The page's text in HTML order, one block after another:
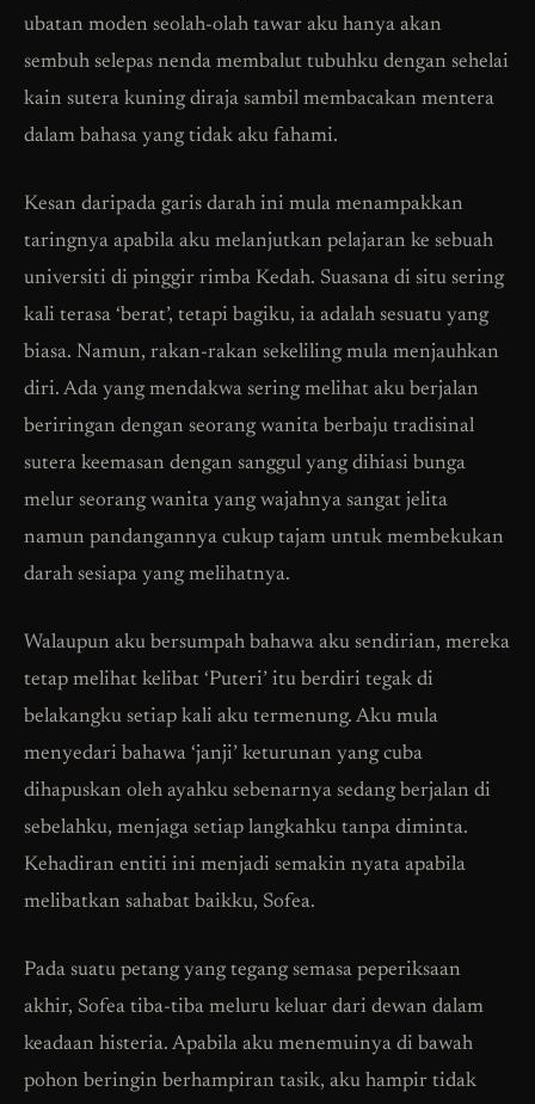
ubatan moden seolah-olah tawar aku hanya akan
sembuh selepas nenda membalut tubuhku dengan sehelai
kain sutera kuning diraja sambil membacakan mentera
dalam bahasa yang tidak aku fahami.
Kesan daripada garis darah ini mula menampakkan
taringnya apabila aku melanjutkan pelajaran ke sebuah
universiti di pinggir rimba Kedah. Suasana di situ sering
kali terasa ‘berat’, tetapi bagiku, ia adalah sesuatu yang
biasa. Namun, rakan-rakan sekeliling mula menjauhkan
diri. Ada yang mendakwa sering melihat aku berjalan
beriringan dengan seorang wanita berbaju tradisinal
sutera keemasan dengan sanggul yang dihiasi bunga
melur seorang wanita yang wajahnya sangat jelita
namun pandangannya cukup tajam untuk membekukan
darah sesiapa yang melihatnya.
Walaupun aku bersumpah bahawa aku sendirian, mereka
tetap melihat kelibat ‘Puteri’ itu berdiri tegak di
belakangku setiap kali aku termenung. Aku mula
menyedari bahawa ‘janji’ keturunan yang cuba
dihapuskan oleh ayahku sebenarnya sedang berjalan di
sebelahku, menjaga setiap langkahku tanpa diminta.
Kehadiran entiti ini menjadi semakin nyata apabila
melibatkan sahabat baikku, Sofea.
Pada suatu petang yang tegang semasa peperiksaan
akhir, Sofea tiba-tiba meluru keluar dari dewan dalam
keadaan histeria. Apabila aku menemuinya di bawah
pohon beringin berhampiran tasik, aku hampir tidak